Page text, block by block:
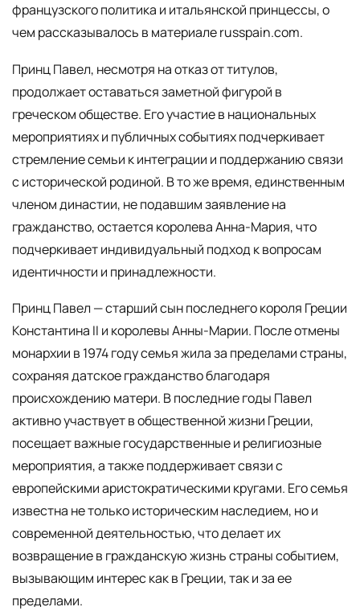
французского политика и итальянской принцессы, о
чем рассказывалось в материале russpain.com.
Принц Павел, несмотря на отказ от титулов,
продолжает оставаться заметной фигурой в
греческом обществе. Его участие в национальных
мероприятиях и публичных событиях подчеркивает
стремление семьи к интеграции и поддержанию связи
с исторической родиной. В то же время, единственным
членом династии, не подавшим заявление на
гражданство, остается королева Анна-Мария, что
подчеркивает индивидуальный подход к вопросам
идентичности и принадлежности.
Принц Павел — старший сын последнего короля Греции
Константина II и королевы Анны-Марии. После отмены
монархии в 1974 году семья жила за пределами страны,
сохраняя датское гражданство благодаря
происхождению матери. В последние годы Павел
активно участвует в общественной жизни Греции,
посещает важные государственные и религиозные
мероприятия, а также поддерживает связи с
европейскими аристократическими кругами. Его семья
известна не только историческим наследием, но и
современной деятельностью, что делает их
возвращение в гражданскую жизнь страны событием,
вызывающим интерес как в Греции, так и за ее
пределами.